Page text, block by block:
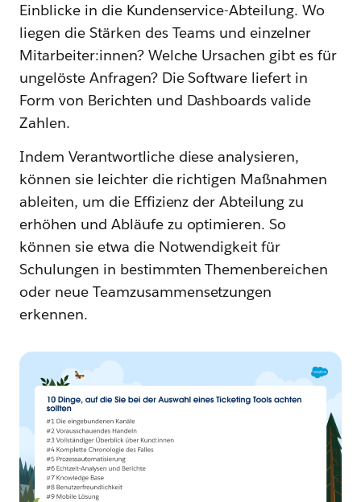
Einblicke in die Kundenservice-Abteilung. Wo
liegen die Stärken des Teams und einzelner
Mitarbeiter:innen? Welche Ursachen gibt es für
ungelöste Anfragen? Die Software liefert in
Form von Berichten und Dashboards valide
Zahlen.
Indem Verantwortliche diese analysieren,
können sie leichter die richtigen Maßnahmen
ableiten, um die Effizienz der Abteilung zu
erhöhen und Abläufe zu optimieren. So
können sie etwa die Notwendigkeit für
Schulungen in bestimmten Themenbereichen
oder neue Teamzusammensetzungen
erkennen.